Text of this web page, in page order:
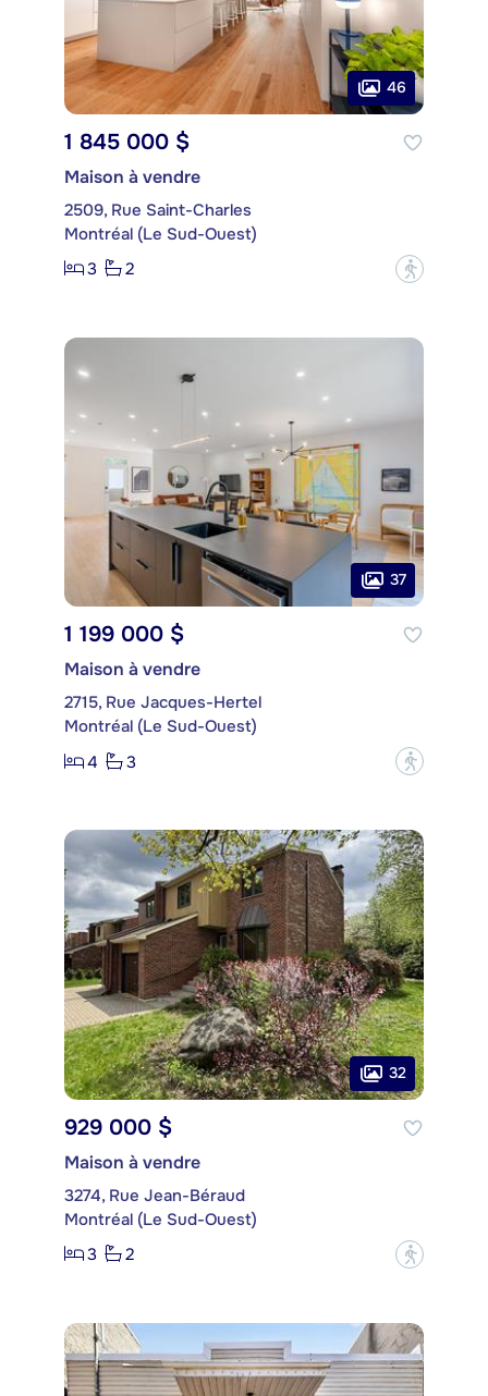
46
1 845 000 $
Maison à vendre
2509, Rue Saint-Charles
Montréal (Le Sud-Ouest)
3
2 ?
37
1 199 000 $
Maison à vendre
2715, Rue Jacques-Hertel
Montréal (Le Sud-Ouest)
4
3 ?
32
929 000 $
Maison à vendre
3274, Rue Jean-Béraud
Montréal (Le Sud-Ouest)
3
2 ?